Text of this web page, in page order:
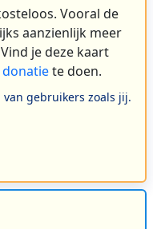
Vooral de
aanzienlijk meer
je deze kaart
donatiete doen.
gebruikers zoals jij.